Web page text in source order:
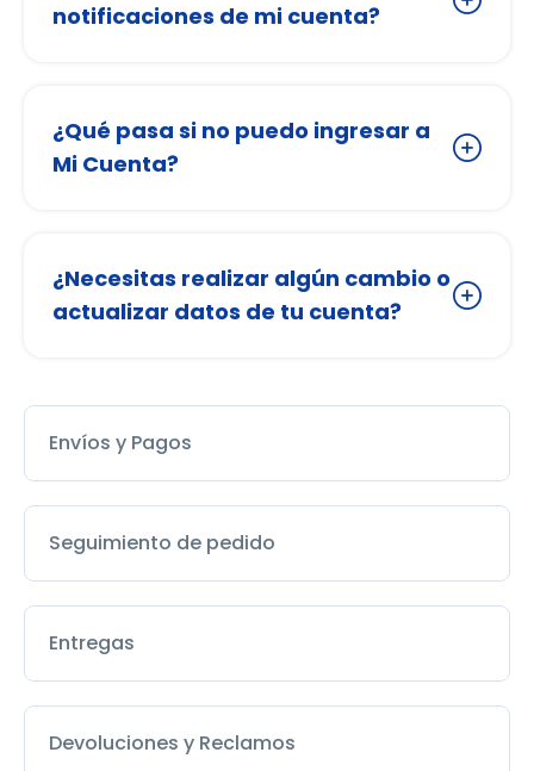
notificaciones de mi cuenta?
¿Qué pasa si no puedo ingresar a
Mi Cuenta?
¿Necesitas realizar algún cambio o
actualizar datos de tu cuenta?
Envíos y Pagos
Seguimiento de pedido
Entregas
Devoluciones y Reclamos